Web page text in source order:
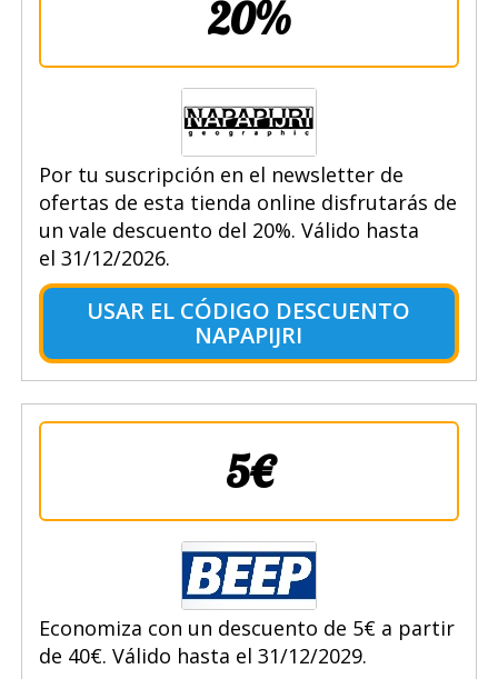
20%
Por tu suscripción en el newsletter de
ofertas de esta tienda online disfrutarás de
un vale descuento del 20%. Válido hasta
el 31/12/2026.
USAR EL CÓDIGO DESCUENTO
NAPAPIJRI
5€
Economiza con un descuento de 5€ a partir
de 40€. Válido hasta el 31/12/2029.